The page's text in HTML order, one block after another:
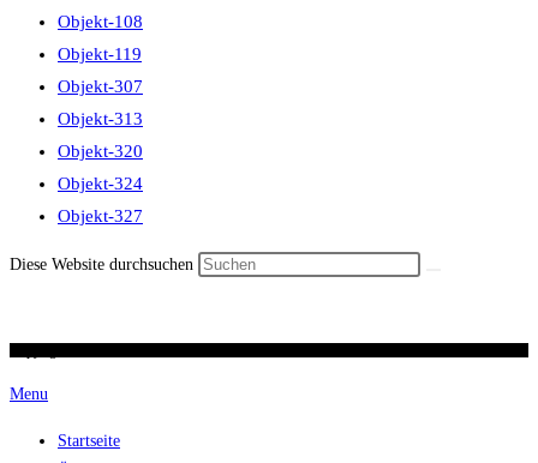
Objekt-108
Objekt-119
Objekt-307
Objekt-313
Objekt-320
Objekt-324
Objekt-327
Diese Website durchsuchen
Menu
Startseite